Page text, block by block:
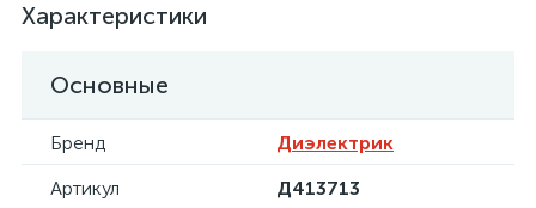
Характеристики
Основные
Бренд
Диэлектрик
Артикул
Д413713